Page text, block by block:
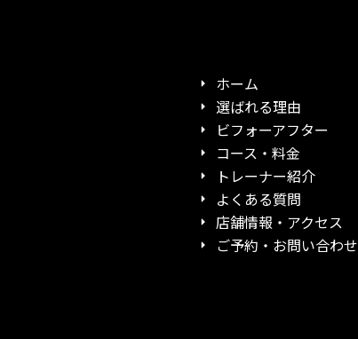
ホーム
選ばれる理由
ビフォーアフター
コース・料金
トレーナー紹介
よくある質問
店舗情報・アクセス
ご予約・お問い合わせ